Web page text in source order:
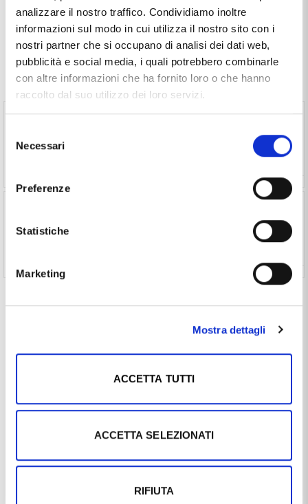
analizzare il nostro traffico. Condividiamo inoltre
informazioni sul modo in cui utilizza il nostro sito con i
nostri partner che si occupano di analisi dei dati web,
pubblicità e social media, i quali potrebbero combinarle
con altre informazioni che ha fornito loro o che hanno
raccolto dal suo utilizzo dei loro servizi.
delNecessari
Preferenze
Statistiche
Marketing
Mostra dettagli
ACCETTA TUTTI
ACCETTA SELEZIONATI
RIFIUTA
.
Spesso comprati insieme
Astuccio Porta Orologi in pelle 2 posti custodia da
Ti potrebbe anche interessare